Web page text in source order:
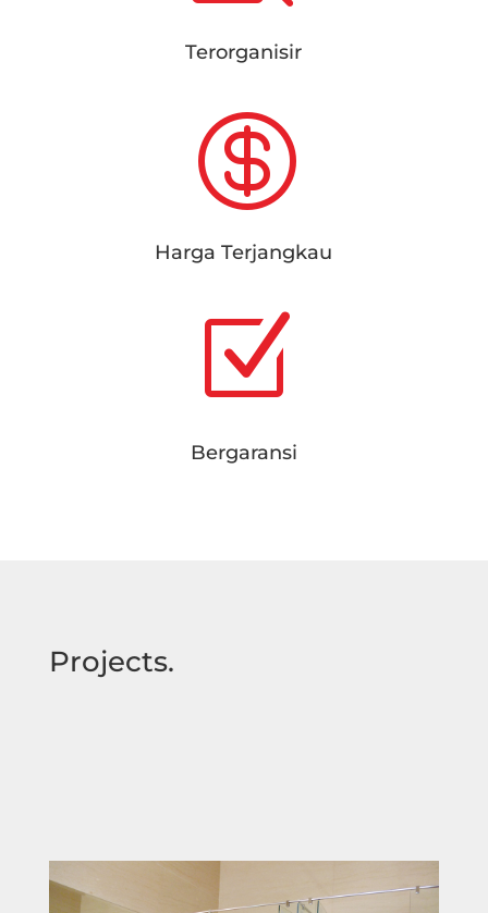
Terorganisir

Harga Terjangkau
Z
Bergaransi
Projects.